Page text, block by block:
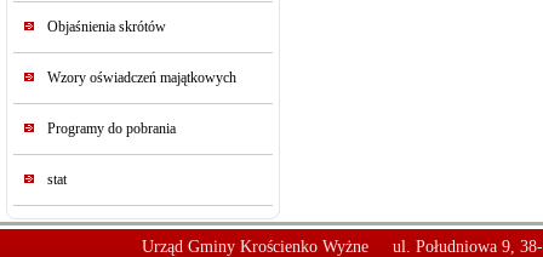
Objaśnienia skrótów
Wzory oświadczeń majątkowych
Programy do pobrania
stat
Urząd Gminy Krościenko Wyżne ul. Południowa 9,